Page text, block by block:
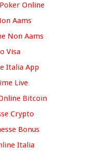
Online
Aams
Non Aams
Visa
Italia App
Live
Bitcoin
Crypto
Bonus
Italia